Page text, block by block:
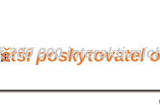
poskytovatel
200 000